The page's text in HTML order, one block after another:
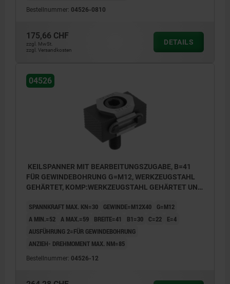
Bestellnummer: 04526-0810
175,66 CHF
zzgl. MwSt.
zzgl. Versandkosten
DETAILS
04526
KEILSPANNER MIT BEARBEITUNGSZUGABE, B=41
FÜR GEWINDEBOHRUNG G=M12, WERKZEUGSTAHL
GEHÄRTET, KOMP:WERKZEUGSTAHL GEHÄRTET UND
SPANNKRAFT MAX. KN=30 GEWINDE=M12X40
G=M12
A MIN.=52 A MAX.=59 BREITE=41 B1=30 C=22
E=4
AUSFÜHRUNG 2=FÜR GEWINDEBOHRUNG
ANZIEH- DREHMOMENT MAX. NM=85
Bestellnummer: 04526-12